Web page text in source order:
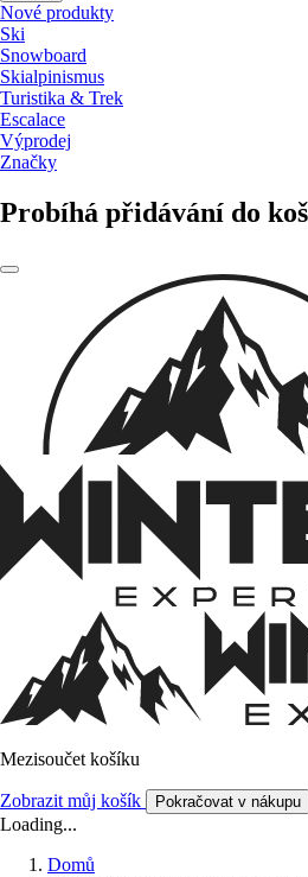
Nové produkty
Ski
Snowboard
Skialpinismus
Turistika & Trek
Escalace
Výprodej
Značky
Probíhá přidávání do
Mezisoučet košíku
Zobrazit můj košík Pokračovat v nákupu
Loading...
Domů